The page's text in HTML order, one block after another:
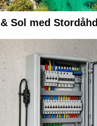
Sol med Stordåhd